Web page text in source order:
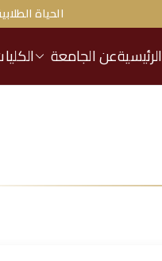
الحياة
الرئيسيةعن الجامعة